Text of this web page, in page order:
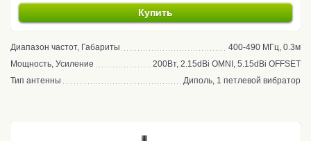
Купить
Диапазон частот, Габариты
400-490 МГц, 0.3м
Мощность, Усиление
200Вт, 2.15dBi OMNI, 5.15dBi OFFSET
Тип антенны
Диполь, 1 петлевой вибратор